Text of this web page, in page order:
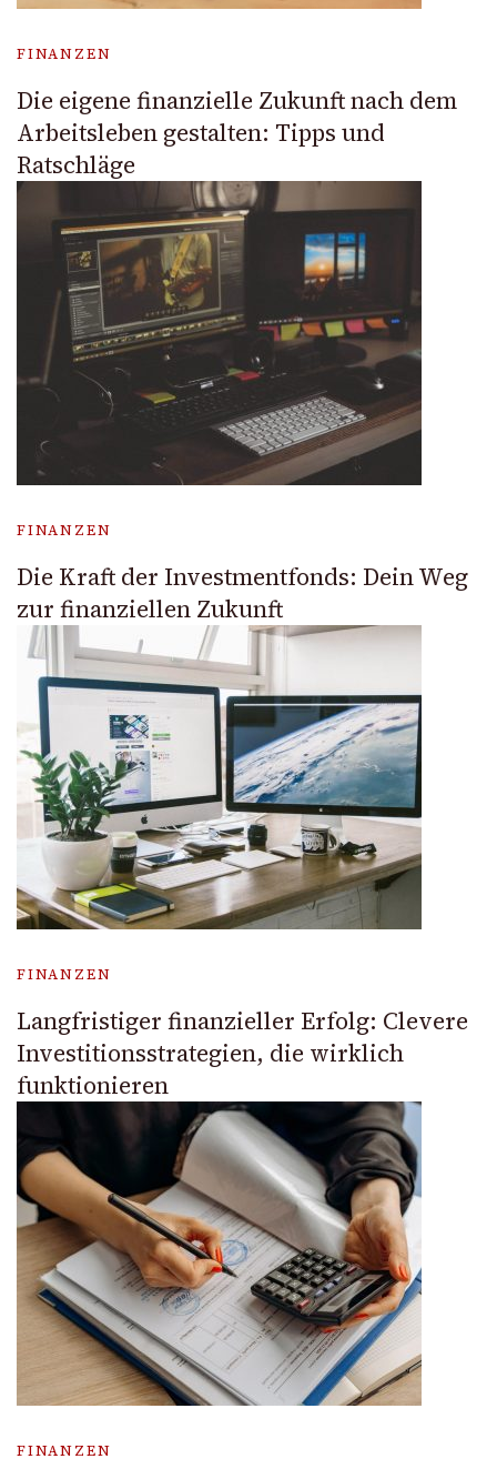
FINANZEN
Die eigene finanzielle Zukunft nach dem
Arbeitsleben gestalten: Tipps und
Ratschläge
FINANZEN
Die Kraft der Investmentfonds: Dein Weg
zur finanziellen Zukunft
FINANZEN
Langfristiger finanzieller Erfolg: Clevere
Investitionsstrategien, die wirklich
funktionieren
FINANZEN